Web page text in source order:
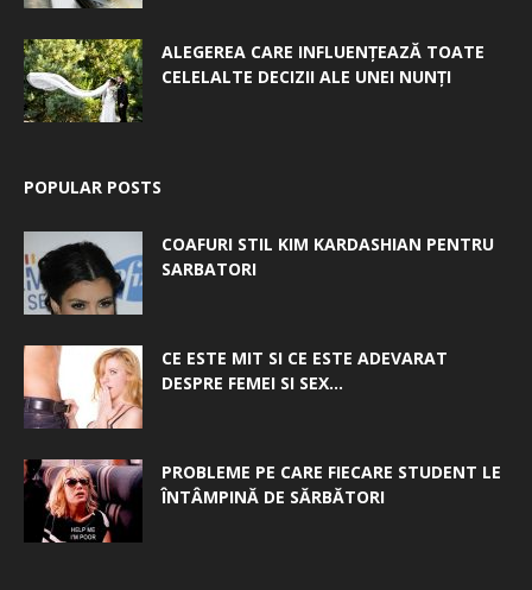
ALEGEREA CARE INFLUENȚEAZĂ TOATE
CELELALTE DECIZII ALE UNEI NUNȚI
POPULAR POSTS
COAFURI STIL KIM KARDASHIAN PENTRU
SARBATORI
CE ESTE MIT SI CE ESTE ADEVARAT
DESPRE FEMEI SI SEX...
PROBLEME PE CARE FIECARE STUDENT LE
ÎNTÂMPINĂ DE SĂRBĂTORI